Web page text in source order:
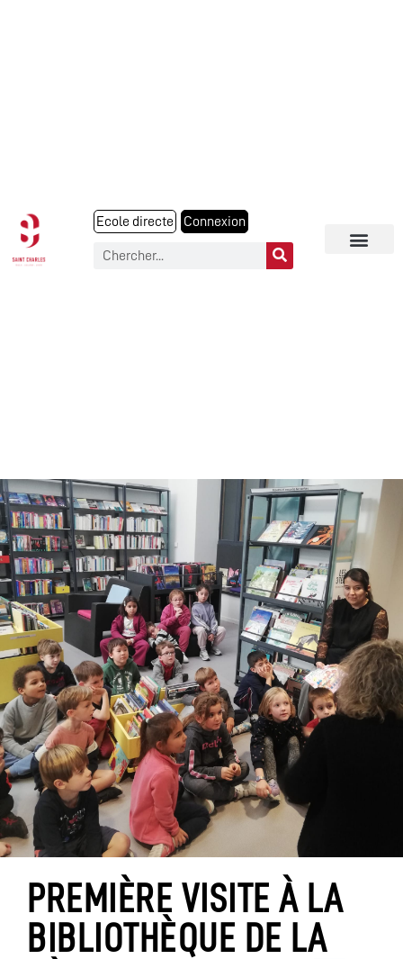
Ecole directe Connexion
PREMIÈRE VISITE À LA
BIBLIOTHÈQUE DE LA